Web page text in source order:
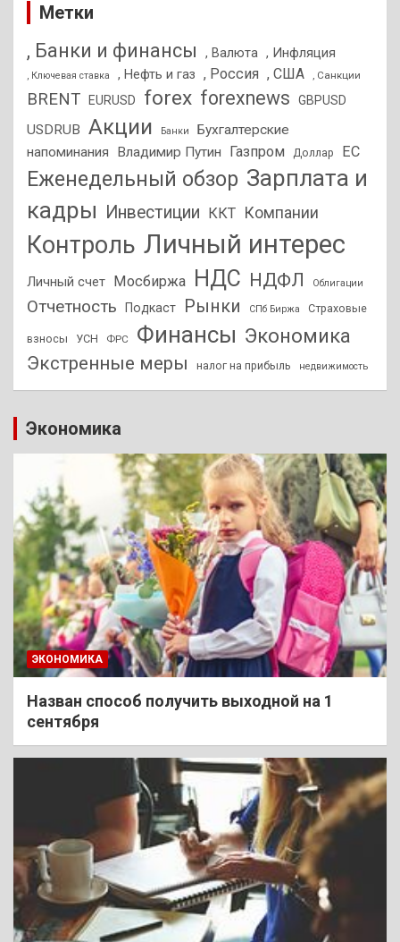
Метки
, Банки и финансы , Валюта , Инфляция
, Ключевая ставка , Нефть и газ , Россия , США , Санкции
BRENT EURUSD forex forexnews GBPUSD
USDRUB Акции Банки
Бухгалтерские
напоминания
Владимир Путин Газпром Доллар ЕС
Еженедельный обзор Зарплата и
кадры
Инвестиции ККТ Компании
Контроль Личный интерес
Личный счет Мосбиржа НДС НДФЛ Облигации
Отчетность Подкаст Рынки СПб Биржа Страховые
взносы УСН ФРС Финансы Экономика
Экстренные меры налог на прибыль недвижимость
Экономика
ЭКОНОМИКА
Назван способ получить выходной на 1
сентября